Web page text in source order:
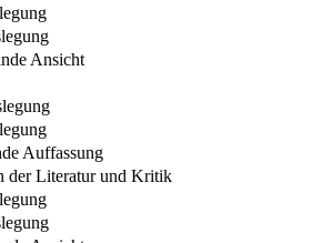
Ansicht
Auffassung
der Literatur und Kritik